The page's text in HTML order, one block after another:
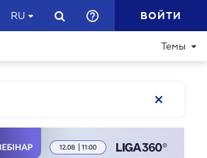
RU ВОЙТИ
Темы